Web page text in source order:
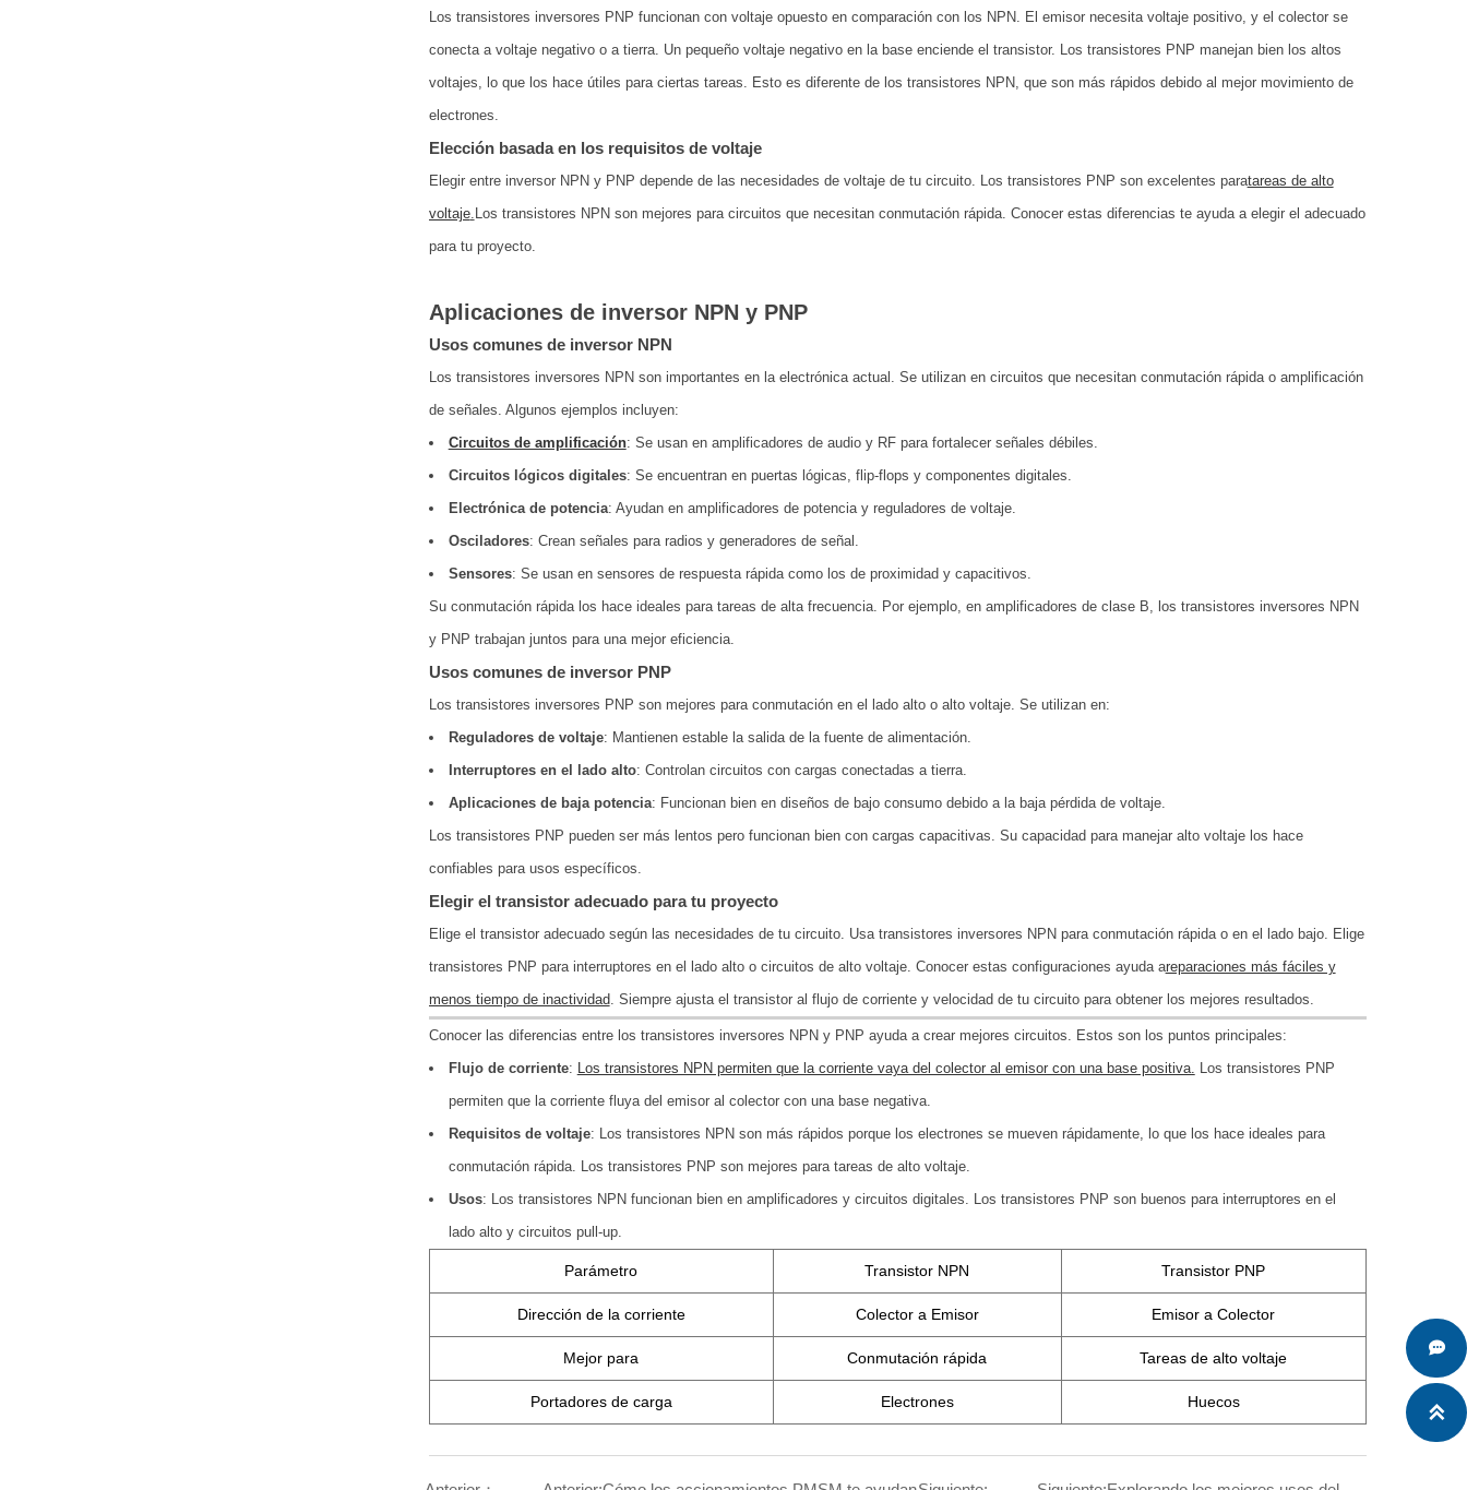
Los transistores inversores PNP funcionan con voltaje opuesto en comparación con los NPN. El emisor necesita voltaje positivo, y el colector se
conecta a voltaje negativo o a tierra. Un pequeño voltaje negativo en la base enciende el transistor. Los transistores PNP manejan bien los altos
voltajes, lo que los hace útiles para ciertas tareas. Esto es diferente de los transistores NPN, que son más rápidos debido al mejor movimiento de
electrones.
Elección basada en los requisitos de voltaje
Elegir entre inversor NPN y PNP depende de las necesidades de voltaje de tu circuito. Los transistores PNP son excelentes paratareas de alto
voltaje. Los transistores NPN son mejores para circuitos que necesitan conmutación rápida. Conocer estas diferencias te ayuda a elegir el adecuado
para tu proyecto.
Aplicaciones de inversor NPN y PNP
Usos comunes de inversor NPN
Los transistores inversores NPN son importantes en la electrónica actual. Se utilizan en circuitos que necesitan conmutación rápida o amplificación
de señales. Algunos ejemplos incluyen:
Circuitos de amplificación: Se usan en amplificadores de audio y RF para fortalecer señales débiles.
Circuitos lógicos digitales: Se encuentran en puertas lógicas, flip-flops y componentes digitales.
Electrónica de potencia: Ayudan en amplificadores de potencia y reguladores de voltaje.
Osciladores: Crean señales para radios y generadores de señal.
Sensores: Se usan en sensores de respuesta rápida como los de proximidad y capacitivos.
Su conmutación rápida los hace ideales para tareas de alta frecuencia. Por ejemplo, en amplificadores de clase B, los transistores inversores NPN
y PNP trabajan juntos para una mejor eficiencia.
Usos comunes de inversor PNP
Los transistores inversores PNP son mejores para conmutación en el lado alto o alto voltaje. Se utilizan en:
Reguladores de voltaje: Mantienen estable la salida de la fuente de alimentación.
Interruptores en el lado alto: Controlan circuitos con cargas conectadas a tierra.
Aplicaciones de baja potencia: Funcionan bien en diseños de bajo consumo debido a la baja pérdida de voltaje.
Los transistores PNP pueden ser más lentos pero funcionan bien con cargas capacitivas. Su capacidad para manejar alto voltaje los hace
confiables para usos específicos.
Elegir el transistor adecuado para tu proyecto
Elige el transistor adecuado según las necesidades de tu circuito. Usa transistores inversores NPN para conmutación rápida o en el lado bajo. Elige
transistores PNP para interruptores en el lado alto o circuitos de alto voltaje. Conocer estas configuraciones ayuda areparaciones más fáciles y
menos tiempo de inactividad. Siempre ajusta el transistor al flujo de corriente y velocidad de tu circuito para obtener los mejores resultados.
Conocer las diferencias entre los transistores inversores NPN y PNP ayuda a crear mejores circuitos. Estos son los puntos principales:
Flujo de corriente: Los transistores NPN permiten que la corriente vaya del colector al emisor con una base positiva. Los transistores PNP
permiten que la corriente fluya del emisor al colector con una base negativa.
Requisitos de voltaje: Los transistores NPN son más rápidos porque los electrones se mueven rápidamente, lo que los hace ideales para
conmutación rápida. Los transistores PNP son mejores para tareas de alto voltaje.
Usos: Los transistores NPN funcionan bien en amplificadores y circuitos digitales. Los transistores PNP son buenos para interruptores en el
lado alto y circuitos pull-up.
Parámetro Transistor NPN Transistor PNP
Dirección de la corriente Colector a Emisor Emisor a Colector
Mejor para Conmutación rápida Tareas de alto voltaje
Portadores de carga Electrones Huecos

